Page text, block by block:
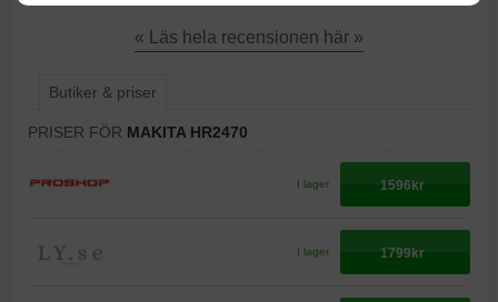
« Läs hela recensionen här »
Butiker & priser
PRISER FÖR MAKITA HR2470
I lager 1596kr
I lager 1799kr